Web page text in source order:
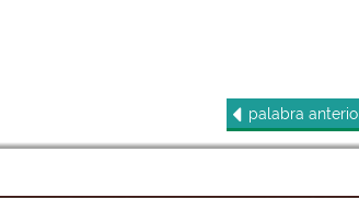
palabra